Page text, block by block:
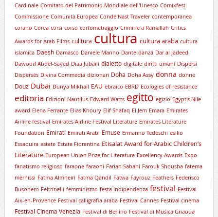
Cardinale Comitato del Patrimonio Mondiale dell'Unesco Comixfest
Commissione Comunità Europea Condé Nast Traveler contemporanea
corano Corea corsi corso cortometraggio Crimine a Ramallah Critics
Awards for Arab Films culltura cultura cultura araba cultura
islamica Daesh Damasco Daniele Manno Dante danza Dar al Jadeed
Dawood Abdel-Sayed Diaa Jubaili dialetto digitale diritti umani Dispersi
Dispersés Divina Commedia dizionari Doha Doha Assy donna donne
Douz Dubai Dunya Mikhail EAU ebraico EBRD Ecologies of resistance
editoria Edizioni Nautilus Edward Watts egitto egizio Egypt's Nile
award Elena Ferrante Elias Khoury Elif Shafaq El Jem Emara Emirates
Airline festival Emirates Airline Festival Literature Emirates Literature
Foundation Emirati Emirati Arabi Emuse Ermanno Tedeschi esilio
Essaouira estate Estate Fiorentina Etisalat Award for Arabic Children’s
Literature European Union Prize for Literature Excellency Awards Expo
fanatismo religioso faraone faraoni Farian Sabahi Farouk Shousha fatema
mernissi Fatma Almheiri Fatma Qandil Fatwa Fayrouz Feathers Federisco
Busonero Feltrinelli femminismo festa indipendenza festival Festival
Aix-en-Provence Festival calligrafia araba Festival Cannes Festival cinema
Festival Cinema Venezia Festival di Berlino Festival di Musica Gnaoua